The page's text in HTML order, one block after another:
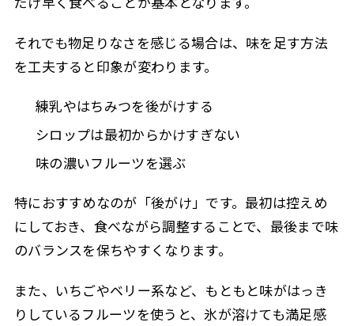
それでも物足りなさを感じる場合は、味を足す方法
を工夫すると印象が変わります。
練乳やはちみつを後がけする
シロップは最初からかけすぎない
味の濃いフルーツを選ぶ
特におすすめなのが「後がけ」です。最初は控えめ
にしておき、食べながら調整することで、最後まで味
のバランスを保ちやすくなります。
また、いちごやベリー系など、もともと味がはっき
りしているフルーツを使うと、氷が溶けても満足感